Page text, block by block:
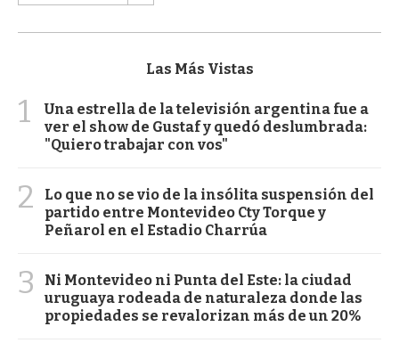
Las Más Vistas
1
Una estrella de la televisión argentina fue a
ver el show de Gustaf y quedó deslumbrada:
"Quiero trabajar con vos"
2
Lo que no se vio de la insólita suspensión del
partido entre Montevideo Cty Torque y
Peñarol en el Estadio Charrúa
3
Ni Montevideo ni Punta del Este: la ciudad
uruguaya rodeada de naturaleza donde las
propiedades se revalorizan más de un 20%